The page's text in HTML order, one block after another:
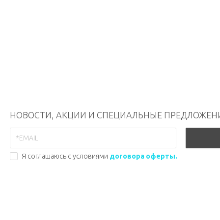
НОВОСТИ, АКЦИИ И СПЕЦИАЛЬНЫЕ
Я соглашаюсь с условиями договора оферты.